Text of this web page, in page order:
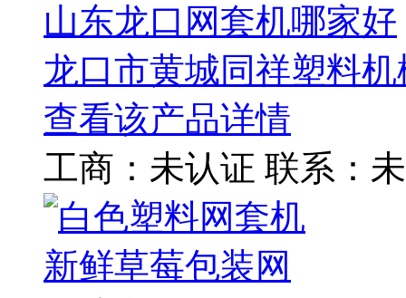
山东龙口网套机哪家好
龙口市黄城同祥塑料机
查看该产品详情
工商： 未认证 联系：